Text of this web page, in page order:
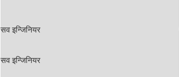
सव इन्जिनियर
सव इन्जिनियर